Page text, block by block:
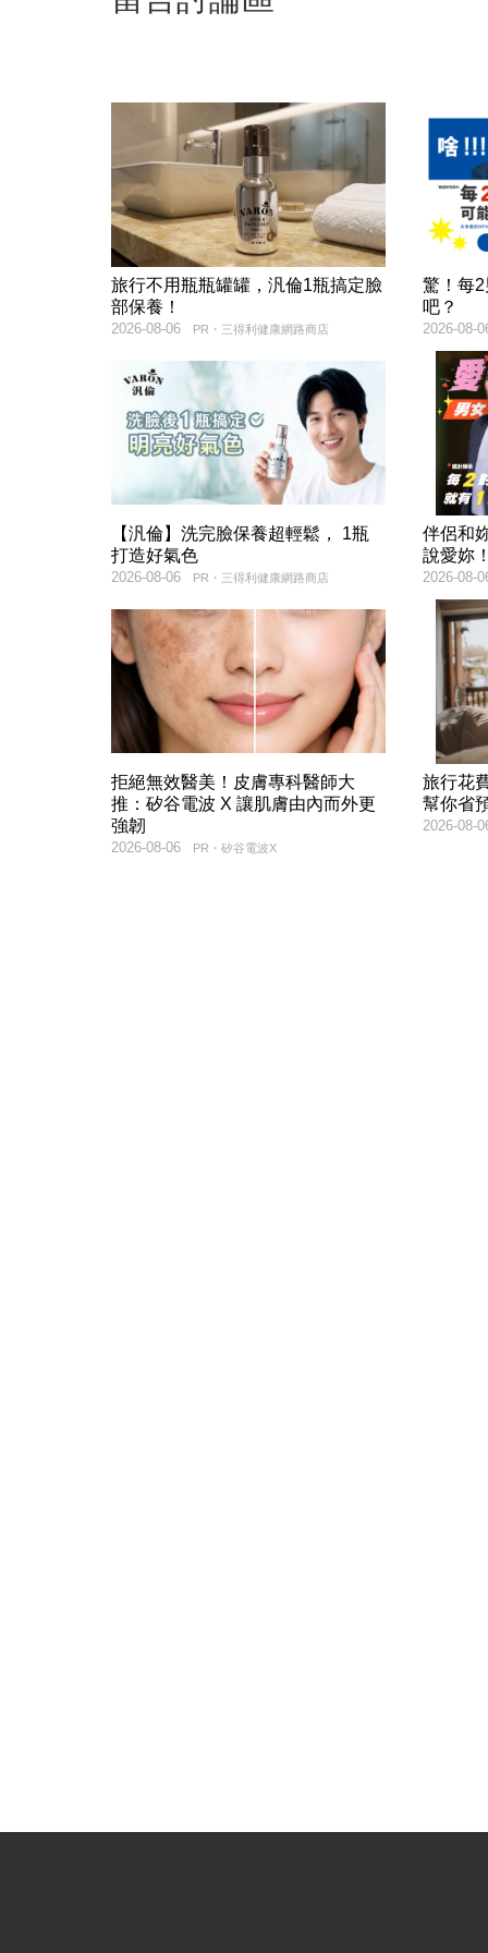
旅行不用瓶瓶罐罐，汎倫1瓶搞定臉
部保養！
PR・三得利健康網路商店
2026-08-06
驚！每
吧？
2026-08-
【汎倫】洗完臉保養超輕鬆， 1瓶
打造好氣色
PR・三得利健康網路商店
2026-08-06
伴侶和
說愛妳！
2026-08-
拒絕無效醫美！皮膚專科醫師大
推：矽谷電波 X 讓肌膚由內而外更
強韌
PR・矽谷電波X
2026-08-06
旅行花
幫你省
2026-08-